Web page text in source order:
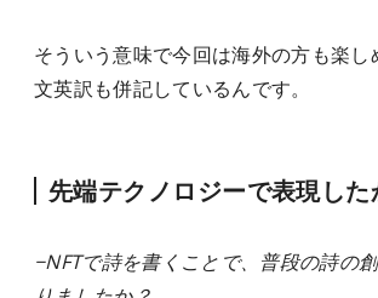
そういう意味で今回は海外の方も楽し
文英訳も併記しているんです。
先端テクノロジーで表現した
−NFTで詩を書くことで、普段の詩の